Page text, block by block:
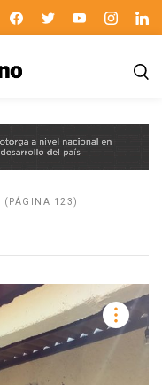
(PÁGINA 123)